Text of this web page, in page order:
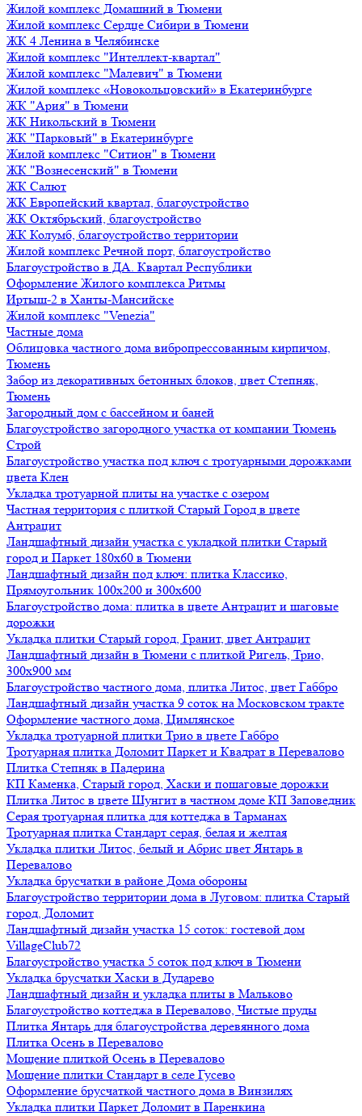
Жилой комплекс Домашний в Тюмени
Жилой комплекс Сердце Сибири в Тюмени
ЖК 4 Ленина в Челябинске
Жилой комплекс "Интеллект-квартал"
Жилой комплекс "Малевич" в Тюмени
Жилой комплекс «Новокольцовский» в Екатеринбурге
ЖК "Ария" в Тюмени
ЖК Никольский в Тюмени
ЖК "Парковый" в Екатеринбурге
Жилой комплекс "Ситион" в Тюмени
ЖК "Вознесенский" в Тюмени
ЖК Салют
ЖК Европейский квартал, благоустройство
ЖК Октябрьский, благоустройство
ЖК Колумб, благоустройство территории
Жилой комплекс Речной порт, благоустройство
Благоустройство в ДА. Квартал Республики
Оформление Жилого комплекса Ритмы
Иртыш-2 в Ханты-Мансийске
Жилой комплекс "Venezia"
Частные дома
Облицовка частного дома вибропрессованным кирпичом,
Тюмень
Забор из декоративных бетонных блоков, цвет Степняк,
Тюмень
Загородный дом с бассейном и баней
Благоустройство загородного участка от компании Тюмень
Строй
Благоустройство участка под ключ с тротуарными дорожками
цвета Клен
Укладка тротуарной плиты на участке с озером
Частная территория с плиткой Старый Город в цвете
Антрацит
Ландшафтный дизайн участка с укладкой плитки Старый
город и Паркет 180х60 в Тюмени
Ландшафтный дизайн под ключ: плитка Классико,
Прямоугольник 100х200 и 300х600
Благоустройство дома: плитка в цвете Антрацит и шаговые
дорожки
Укладка плитки Старый город, Гранит, цвет Антрацит
Ландшафтный дизайн в Тюмени с плиткой Ригель, Трио,
300х900 мм
Благоустройство частного дома, плитка Литос, цвет Габбро
Ландшафтный дизайн участка 9 соток на Московском тракте
Оформление частного дома, Цимлянское
Укладка тротуарной плитки Трио в цвете Габбро
Тротуарная плитка Доломит Паркет и Квадрат в Перевалово
Плитка Степняк в Падерина
КП Каменка, Старый город, Хаски и пошаговые дорожки
Плитка Литос в цвете Шунгит в частном доме КП Заповедник
Серая тротуарная плитка для коттеджа в Тарманах
Тротуарная плитка Стандарт серая, белая и желтая
Укладка плитки Литос, белый и Абрис цвет Янтарь в
Перевалово
Укладка брусчатки в районе Дома обороны
Благоустройство территории дома в Луговом: плитка Старый
город, Доломит
Ландшафтный дизайн участка 15 соток: гостевой дом
VillageClub72
Благоустройство участка 5 соток под ключ в Тюмени
Укладка брусчатки Хаски в Дударево
Ландшафтный дизайн и укладка плиты в Мальково
Благоустройство коттеджа в Перевалово, Чистые пруды
Плитка Янтарь для благоустройства деревянного дома
Плитка Осень в Перевалово
Мощение плиткой Осень в Перевалово
Мощение плитки Стандарт в селе Гусево
Оформление брусчаткой частного дома в Винзилях
Укладка плитки Паркет Доломит в Паренкина